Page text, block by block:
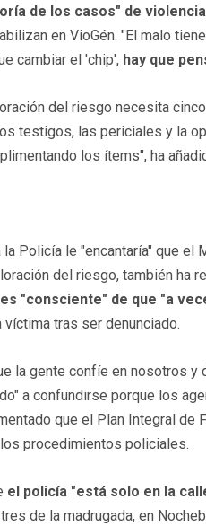
de los casos" de
en VioGén. "El malo
cambiar el 'chip', hay que
del riesgo necesita
testigos, las periciales y la
los ítems", ha
Policía le "encantaría" que
del riesgo, también ha
es "consciente" de que "a
tras ser denunciado.
la gente confíe en nosotros y
a confundirse porque los
que el Plan Integral de
procedimientos policiales.
el policía "está solo en la
de la madrugada, en